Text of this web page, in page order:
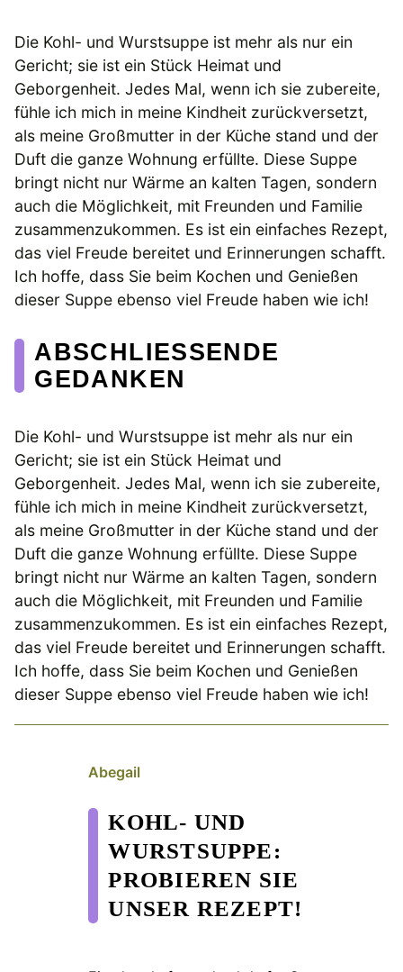
Die Kohl- und Wurstsuppe ist mehr als nur ein
Gericht; sie ist ein Stück Heimat und
Geborgenheit. Jedes Mal, wenn ich sie zubereite,
fühle ich mich in meine Kindheit zurückversetzt,
als meine Großmutter in der Küche stand und der
Duft die ganze Wohnung erfüllte. Diese Suppe
bringt nicht nur Wärme an kalten Tagen, sondern
auch die Möglichkeit, mit Freunden und Familie
zusammenzukommen. Es ist ein einfaches Rezept,
das viel Freude bereitet und Erinnerungen schafft.
Ich hoffe, dass Sie beim Kochen und Genießen
dieser Suppe ebenso viel Freude haben wie ich!
ABSCHLIESSENDE G
EDANKEN
Die Kohl- und Wurstsuppe ist mehr als nur ein
Gericht; sie ist ein Stück Heimat und
Geborgenheit. Jedes Mal, wenn ich sie zubereite,
fühle ich mich in meine Kindheit zurückversetzt,
als meine Großmutter in der Küche stand und der
Duft die ganze Wohnung erfüllte. Diese Suppe
bringt nicht nur Wärme an kalten Tagen, sondern
auch die Möglichkeit, mit Freunden und Familie
zusammenzukommen. Es ist ein einfaches Rezept,
das viel Freude bereitet und Erinnerungen schafft.
Ich hoffe, dass Sie beim Kochen und Genießen
dieser Suppe ebenso viel Freude haben wie ich!
Abegail
KOHL- UND
WURSTSUPPE:
PROBIEREN SIE
UNSER REZEPT!